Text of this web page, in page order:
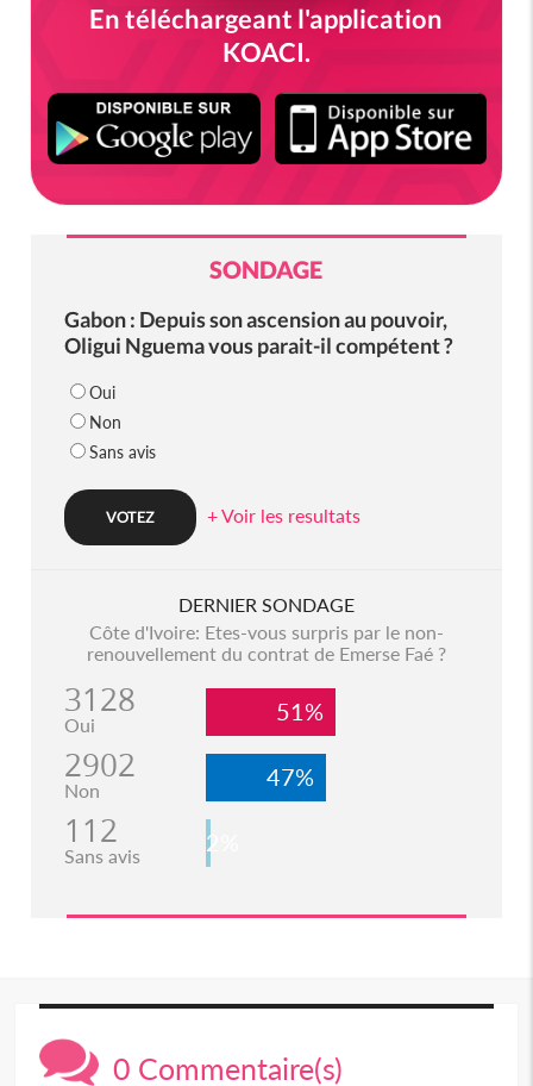
En téléchargeant l'application
KOACI.
SONDAGE
Gabon : Depuis son ascension au pouvoir,
Oligui Nguema vous parait-il compétent ?
Oui
Non
Sans avis
+ Voir les resultats
DERNIER SONDAGE
Côte d'Ivoire: Etes-vous surpris par le non-
renouvellement du contrat de Emerse Faé ?
3128
Oui 51%
2902
Non 47%
112
Sans avis 2%
0 Commentaire(s)